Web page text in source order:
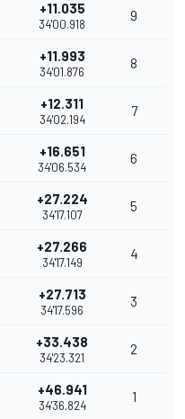
+11.035
34'00.918
9
+11.993
34'01.876
8
+12.311
34'02.194
7
+16.651
34'06.534
6
+27.224
34'17.107
5
+27.266
34'17.149
4
+27.713
34'17.596
3
+33.438
34'23.321
2
+46.941
34'36.824
1